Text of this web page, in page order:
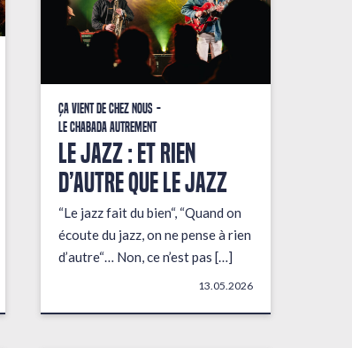
Ça vient de chez nous
Le Chabada autrement
LE JAZZ : ET RIEN
D’AUTRE QUE LE JAZZ
“Le jazz fait du bien“, “Quand on
écoute du jazz, on ne pense à rien
d’autre“… Non, ce n’est pas […]
13.05.2026